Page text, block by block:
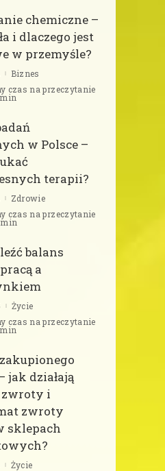
chemiczne –
i dlaczego jest
w przemyśle?
Biznes
czas na przeczytanie
w Polsce –
terapii?
Zdrowie
czas na przeczytanie
balans
a
Życie
czas na przeczytanie
jak działają
i
zwroty
sklepach
Życie